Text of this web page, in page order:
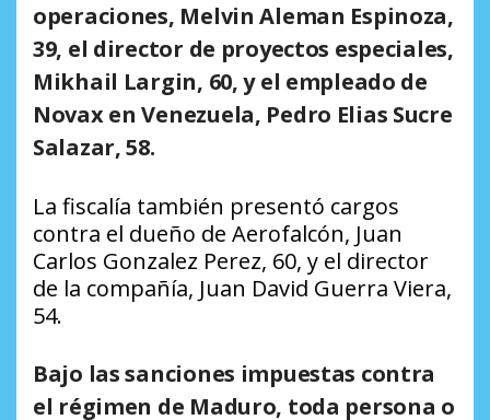
operaciones, Melvin Aleman Espinoza,
39, el director de proyectos especiales,
Mikhail Largin, 60, y el empleado de
Novax en Venezuela, Pedro Elias Sucre
Salazar, 58.
La fiscalía también presentó cargos
contra el dueño de Aerofalcón, Juan
Carlos Gonzalez Perez, 60, y el director
de la compañía, Juan David Guerra Viera,
54.
Bajo las sanciones impuestas contra
el régimen de Maduro, toda persona o